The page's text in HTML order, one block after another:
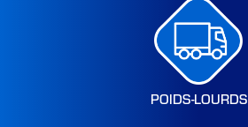
POIDS-LOURDS